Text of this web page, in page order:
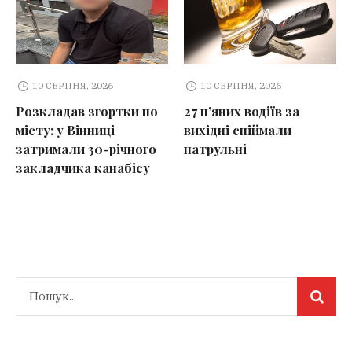
10 СЕРПНЯ, 2026
Розкладав згортки по
місту: у Вінниці
затримали 30-річного
закладчика канабісу
10 СЕРПНЯ, 2026
27 п’яних водіїв за
вихідні спіймали
патрульні